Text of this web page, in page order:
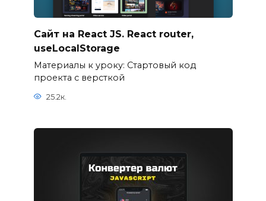
Сайт на React JS. React router,
useLocalStorage
Материалы к уроку: Стартовый код
проекта с версткой
25.2к.